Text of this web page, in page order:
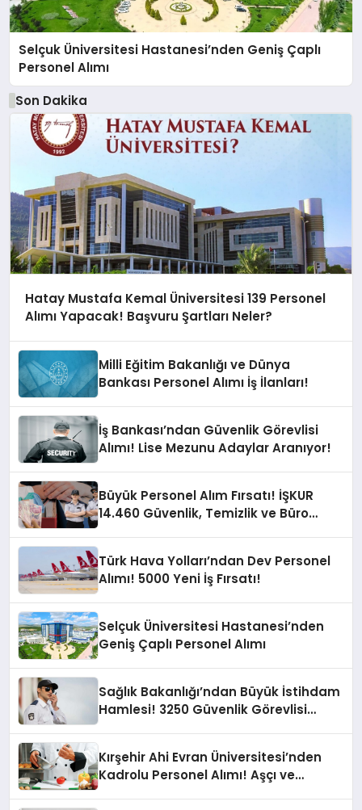
Selçuk Üniversitesi Hastanesi’nden Geniş Çaplı
Personel Alımı
Son Dakika
Hatay Mustafa Kemal Üniversitesi 139 Personel
Alımı Yapacak! Başvuru Şartları Neler?
Milli Eğitim Bakanlığı ve Dünya
Bankası Personel Alımı İş İlanları!
İş Bankası’ndan Güvenlik Görevlisi
Alımı! Lise Mezunu Adaylar Aranıyor!
Büyük Personel Alım Fırsatı! İŞKUR
14.460 Güvenlik, Temizlik ve Büro
Türk Hava Yolları’ndan Dev Personel
Alımı! 5000 Yeni İş Fırsatı!
Selçuk Üniversitesi Hastanesi’nden
Geniş Çaplı Personel Alımı
Sağlık Bakanlığı’ndan Büyük İstihdam
Hamlesi! 3250 Güvenlik Görevlisi
Kırşehir Ahi Evran Üniversitesi’nden
Kadrolu Personel Alımı! Aşçı ve